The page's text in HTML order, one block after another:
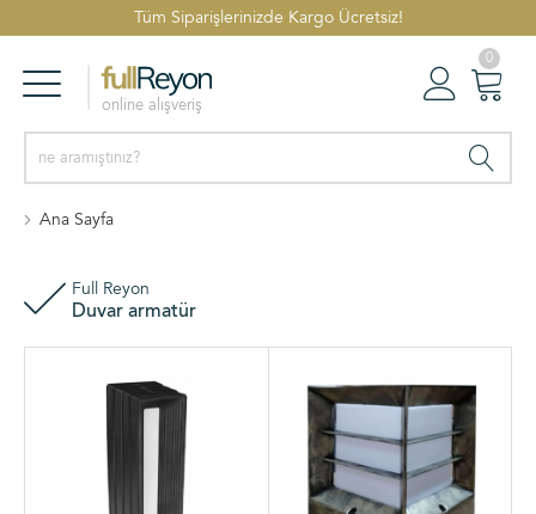
Tüm Siparişlerinizde Kargo Ücretsiz!
online alışveriş
0
Ana Sayfa
Full Reyon
Duvar armatür